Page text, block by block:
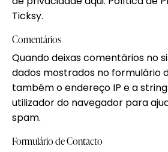
Ticksy.
Comentários
Quando deixas comentários no
dados mostrados no formulário
também o endereço IP e a
utilizador do navegador para
spam.
Formulário de Contacto